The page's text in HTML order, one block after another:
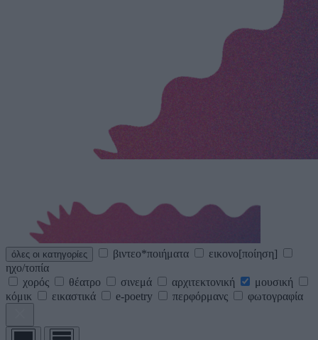
όλες οι κατηγορίες βιντεο*ποιήματα
εικονο[ποίηση]
ηχο/τοπία
χορός
θέατρο σινεμά αρχιτεκτονική
μουσική
κόμικ
εικαστικά e-poetry περφόρμανς φωτογραφία